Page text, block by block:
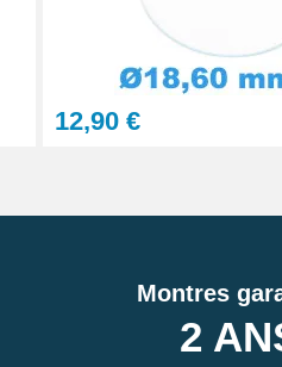
12,90 €
Montres
2